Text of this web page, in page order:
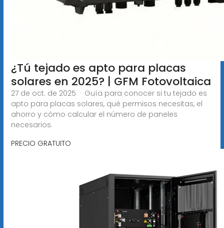
¿Tú tejado es apto para placas
solares en 2025? | GFM Fotovoltaica
27 de oct. de 2025 · Guía para conocer si tu tejado es
apto para placas solares, qué permisos necesitas, el
ahorro y cómo calcular el número de paneles
necesarios.
PRECIO GRATUITO